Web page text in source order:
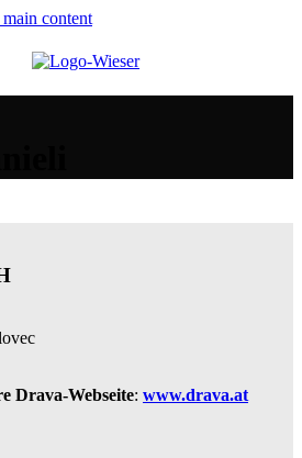
content
Drava-Webseite: www.drava.at